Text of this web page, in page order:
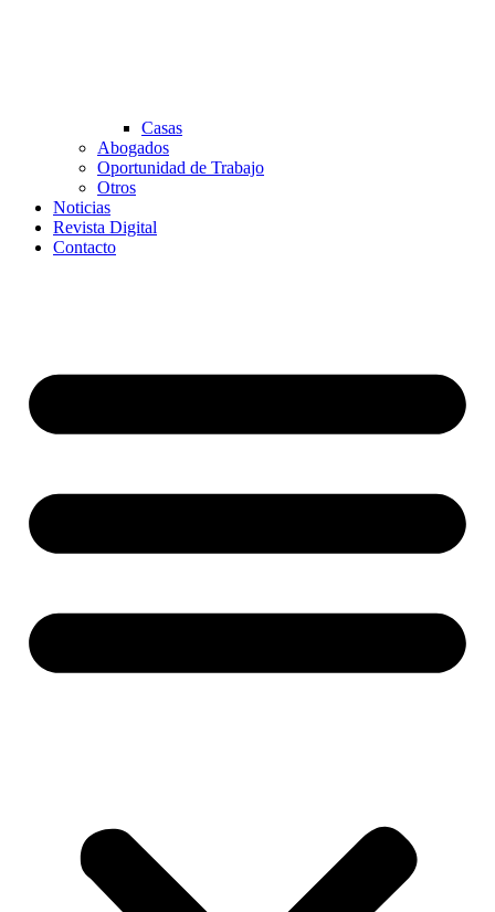
Casas
Abogados
Oportunidad de Trabajo
Otros
Noticias
Revista Digital
Contacto